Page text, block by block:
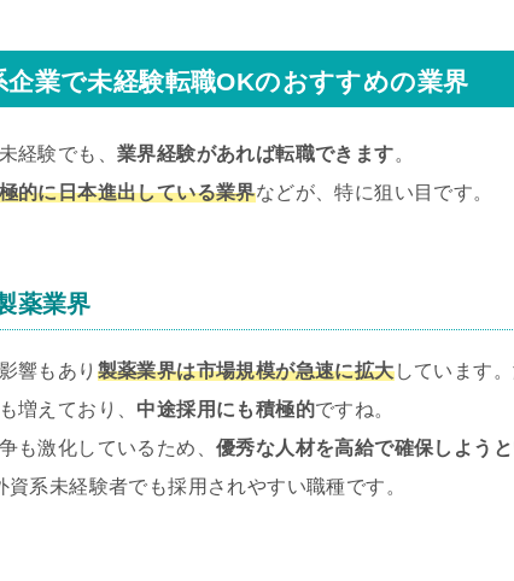
企業で未経験転職OKのおすすめの業界
経験でも、 業界経験があれば転職できます。
的に日本進出している業界などが、特に狙い目です。
薬業界
響もあり 製薬業界は市場規模が急速に拡大しています
増えており、 中途採用にも積極的ですね。
も激化しているため、 優秀な人材を高給で確保しよう
資系未経験者でも採用されやすい職種です。